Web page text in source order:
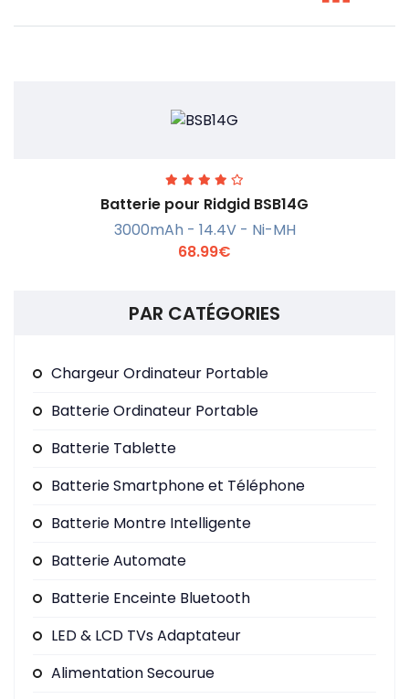
En savoir +
Batterie pour Ridgid BSB14G
3000mAh - 14.4V - Ni-MH
68.99€
PAR CATÉGORIES
Chargeur Ordinateur Portable
Batterie Ordinateur Portable
Batterie Tablette
Batterie Smartphone et Téléphone
Batterie Montre Intelligente
Batterie Automate
Batterie Enceinte Bluetooth
LED & LCD TVs Adaptateur
Alimentation Secourue